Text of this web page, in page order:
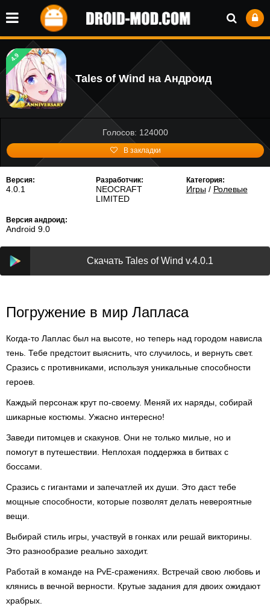
4.9
Tales of Wind на Андроид
Голосов: 124000
В закладки
Версия:
4.0.1
Разработчик:
NEOCRAFT
LIMITED
Категория:
Игры/ Ролевые
Версия андроид:
Android 9.0
Скачать Tales of Wind v.4.0.1
Погружение в мир Лапласа
Когда-то Лаплас был на высоте, но теперь над городом нависла
тень. Тебе предстоит выяснить, что случилось, и вернуть свет.
Сразись с противниками, используя уникальные способности
героев.
Каждый персонаж крут по-своему. Меняй их наряды, собирай
шикарные костюмы. Ужасно интересно!
Заведи питомцев и скакунов. Они не только милые, но и
помогут в путешествии. Неплохая поддержка в битвах с
боссами.
Сразись с гигантами и запечатлей их души. Это даст тебе
мощные способности, которые позволят делать невероятные
вещи.
Выбирай стиль игры, участвуй в гонках или решай викторины.
Это разнообразие реально заходит.
Работай в команде на PvE-сражениях. Встречай свою любовь и
клянись в вечной верности. Крутые задания для двоих ожидают
храбрых.